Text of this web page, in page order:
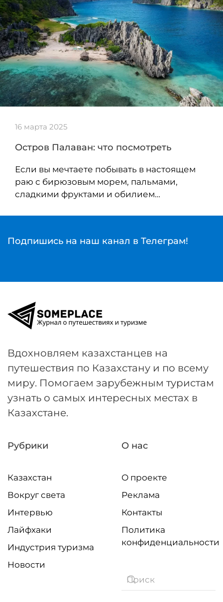
16 марта 2025
Остров Палаван: что посмотреть
Если вы мечтаете побывать в настоящем
раю с бирюзовым морем, пальмами,
сладкими фруктами и обилием…
Подпишись на наш канал в Телеграм!
Вдохновляем казахстанцев на
путешествия по Казахстану и по всему
миру. Помогаем зарубежным туристам
узнать о самых интересных местах в
Казахстане.
Рубрики
Казахстан
Вокруг света
Интервью
Лайфхаки
Индустрия туризма
Новости
О нас
О проекте
Реклама
Контакты
Политика
конфиденциальности